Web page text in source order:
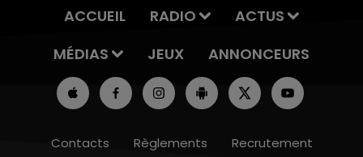
ACCUEIL RADIO
ACTUS
MÉDIAS
JEUX ANNONCEURS
Contacts Règlements Recrutement